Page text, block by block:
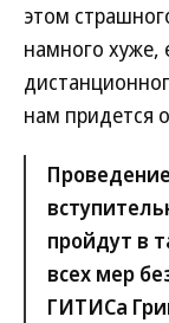
этом
намного хуже,
нам придется
пройдут в
всех мер
ГИТИСа